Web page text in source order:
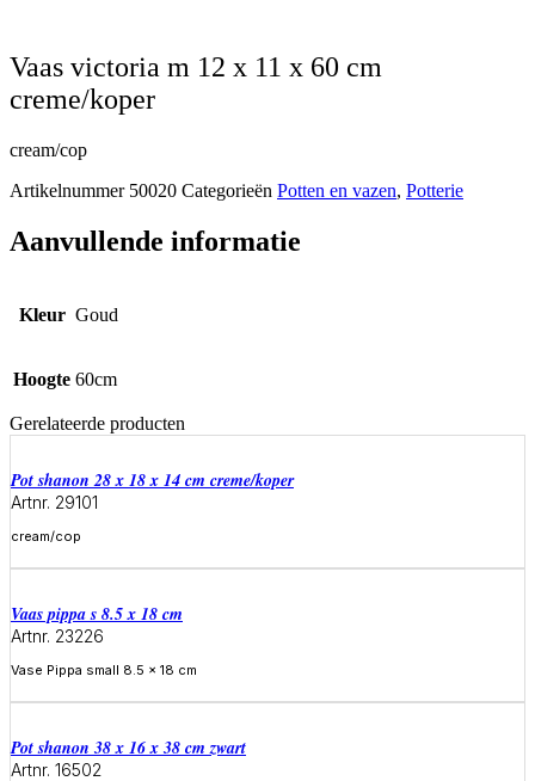
Vaas victoria m 12 x 11 x 60 cm
creme/koper
cream/cop
Artikelnummer 50020 Categorieën Potten en vazen, Potterie
Aanvullende informatie
Kleur Goud
Hoogte 60cm
Gerelateerde producten
Pot shanon 28 x 18 x 14 cm creme/koper
Artnr. 29101
cream/cop
Meer informatie
Vaas pippa s 8.5 x 18 cm
Artnr. 23226
Vase Pippa small 8.5 x 18 cm
Meer informatie
Pot shanon 38 x 16 x 38 cm zwart
Artnr. 16502